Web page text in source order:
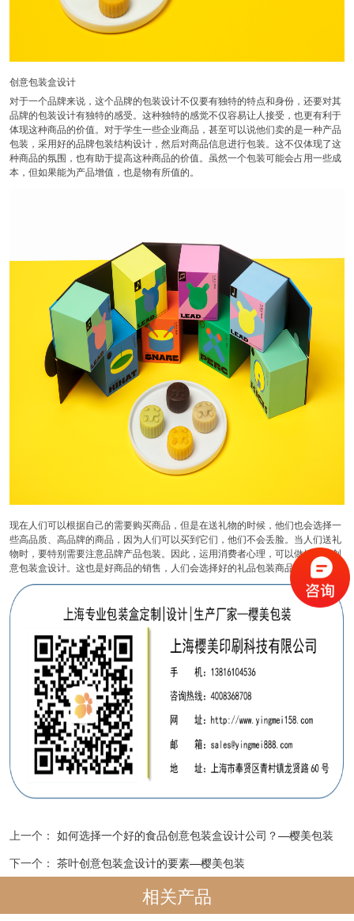
创意包装盒设计
对于一个品牌来说，这个品牌的包装设计不仅要有独特的特点和身份，还要对其
品牌的包装设计有独特的感受。这种独特的感觉不仅容易让人接受，也更有利于
体现这种商品的价值。对于学生一些企业商品，甚至可以说他们卖的是一种产品
包装，采用好的品牌包装结构设计，然后对商品信息进行包装。这不仅体现了这
种商品的氛围，也有助于提高这种商品的价值。虽然一个包装可能会占用一些成
本，但如果能为产品增值，也是物有所值的。
现在人们可以根据自己的需要购买商品，但是在送礼物的时候，他们也会选择一
些高品质、高品牌的商品，因为人们可以买到它们，他们不会丢脸。当人们送礼
物时，要特别需要注意品牌产品包装。因此，运用消费者心理，可以做好品牌创
意包装盒设计。这也是好商品的销售，人们会选择好的礼品包装商品。
上一个： 如何选择一个好的食品创意包装盒设计公司？—樱美包装
下一个： 茶叶创意包装盒设计的要素—樱美包装
相关产品